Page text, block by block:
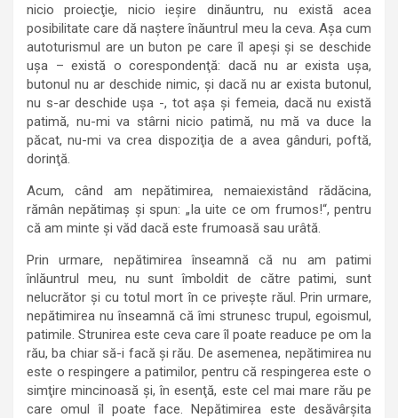
nicio proiecţie, nicio ieşire dinăuntru, nu există acea
posibilitate care dă naştere înăuntrul meu la ceva. Aşa cum
autoturismul are un buton pe care îl apeşi şi se deschide
uşa – există o corespondenţă: dacă nu ar exista uşa,
butonul nu ar deschide nimic, şi dacă nu ar exista butonul,
nu s-ar deschide uşa -, tot aşa şi femeia, dacă nu există
patimă, nu-mi va stârni nicio patimă, nu mă va duce la
păcat, nu-mi va crea dispoziţia de a avea gânduri, poftă,
dorinţă.
Acum, când am nepătimirea, nemaiexistând rădăcina,
rămân nepătimaş şi spun: „Ia uite ce om frumos!“, pentru
că am minte şi văd dacă este frumoasă sau urâtă.
Prin urmare, nepătimirea înseamnă că nu am patimi
înlăuntrul meu, nu sunt îmboldit de către patimi, sunt
nelucrător şi cu totul mort în ce priveşte răul. Prin urmare,
nepătimirea nu înseamnă că îmi strunesc trupul, egoismul,
patimile. Strunirea este ceva care îl poate readuce pe om la
rău, ba chiar să-i facă şi rău. De asemenea, nepătimirea nu
este o respingere a patimilor, pentru că respingerea este o
simţire mincinoasă şi, în esenţă, este cel mai mare rău pe
care omul îl poate face. Nepătimirea este desăvârşita